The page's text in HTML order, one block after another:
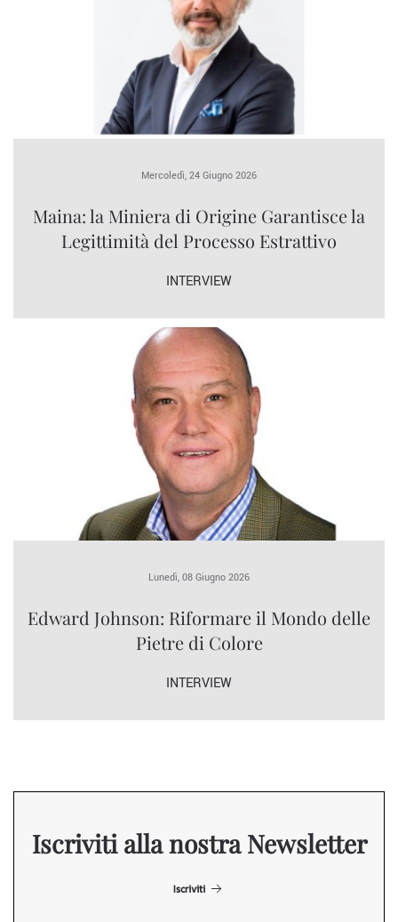
Mercoledì, 24 Giugno 2026
Maina: la Miniera di Origine Garantisce la
Legittimità del Processo Estrattivo
INTERVIEW
Lunedì, 08 Giugno 2026
Edward Johnson: Riformare il Mondo delle
Pietre di Colore
INTERVIEW
Iscriviti alla nostra Newsletter
Iscriviti